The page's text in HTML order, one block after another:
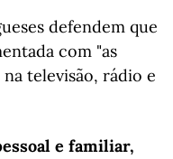
defendem que
com "as
televisão, rádio e
e familiar,